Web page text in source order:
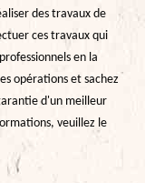
des travaux de
ces travaux qui
en la
opérations et sachez
d'un meilleur
veuillez le